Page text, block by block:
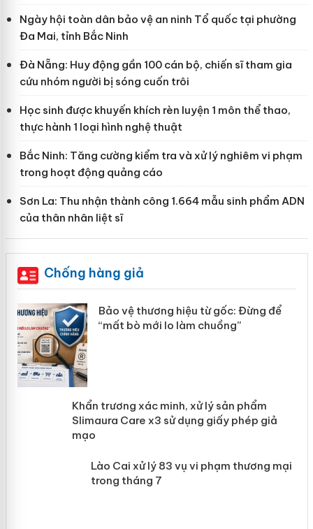
Ngày hội toàn dân bảo vệ an ninh Tổ quốc tại phường
Đa Mai, tỉnh Bắc Ninh
Đà Nẵng: Huy động gần 100 cán bộ, chiến sĩ tham gia
cứu nhóm người bị sóng cuốn trôi
Học sinh được khuyến khích rèn luyện 1 môn thể thao,
thực hành 1 loại hình nghệ thuật
Bắc Ninh: Tăng cường kiểm tra và xử lý nghiêm vi phạm
trong hoạt động quảng cáo
Sơn La: Thu nhận thành công 1.664 mẫu sinh phẩm ADN
của thân nhân liệt sĩ
Chống hàng giả
Bảo vệ thương hiệu từ gốc: Đừng để
“mất bò mới lo làm chuồng”
Khẩn trương xác minh, xử lý sản phẩm
Slimaura Care x3 sử dụng giấy phép giả
mạo
Lào Cai xử lý 83 vụ vi phạm thương
mại trong tháng 7